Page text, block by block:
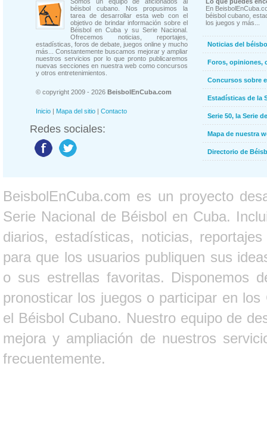
béisbol cubano. Nos propusimos la
tarea de desarrollar esta web con el
objetivo de brindar información sobre el
Béisbol en Cuba y su Serie Nacional.
Ofrecemos noticias, reportajes,
estadísticas, foros de debate, juegos online y mucho
más... Constantemente buscamos mejorar y ampliar
nuestros servicios por lo que pronto publicaremos
nuevas secciones en nuestra web como concursos
y otros entretenimientos.
© copyright 2009 - 2026 BeisbolEnCuba.com
Inicio | Mapa del sitio | Contacto
Redes sociales:
En
béisbol cubano,
los juegos y más...
Noticias del
Foros, opiniones,
Concursos sobre
Estadísticas de la
Serie 50, la Serie
Mapa de nuestra
Directorio de
BeisbolEnCuba.com es un proyecto
Serie Nacional de Béisbol en Cuba.
diarios, estadísticas, noticias,
para que los usuarios publiquen sus
o sus estrellas favoritas. Disponemos
pronosticar los juegos o participar en
el Béisbol Cubano. Nuestro equipo de
mejora y ampliación de nuestros
frecuentemente.